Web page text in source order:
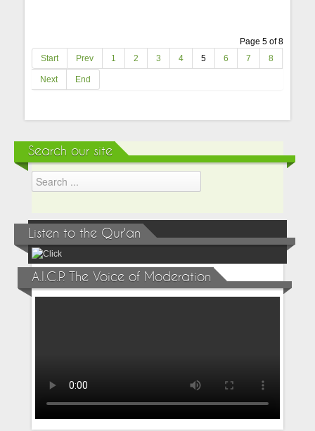
Page 5 of 8
Start
Prev 1 2 3 4 5 6 7 8
Next End
Search our site
Listen to the Qur'an
A.I.C.P. The Voice of Moderation